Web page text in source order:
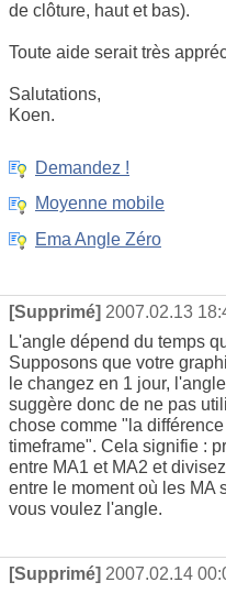
de clôture, haut et bas).
Toute aide serait très
Salutations,
Koen.
Demandez !
Moyenne mobile
Ema Angle Zéro
[Supprimé] 2007.02.13
L'angle dépend du temps
Supposons que votre
le changez en 1 jour,
suggère donc de ne pas
chose comme "la
timeframe". Cela signifie :
entre MA1 et MA2 et
entre le moment où les MA
vous voulez l'angle.
[Supprimé] 2007.02.14